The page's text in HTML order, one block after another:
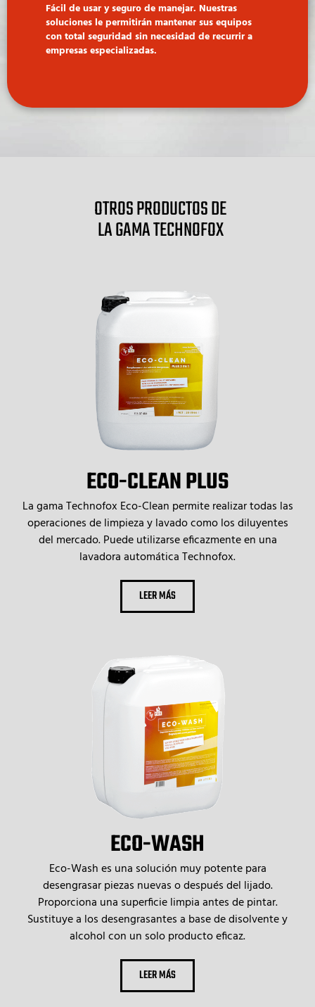
Fácil de usar y seguro de manejar. Nuestras
soluciones le permitirán mantener sus equipos
con total seguridad sin necesidad de recurrir a
empresas especializadas.
OTROS PRODUCTOS DE
LA GAMA TECHNOFOX
ECO-CLEAN PLUS
La gama Technofox Eco-Clean permite realizar todas las
operaciones de limpieza y lavado como los diluyentes
del mercado. Puede utilizarse eficazmente en una
lavadora automática Technofox.
LEER MÁS
ECO-WASH
Eco-Wash es una solución muy potente para
desengrasar piezas nuevas o después del lijado.
Proporciona una superficie limpia antes de pintar.
Sustituye a los desengrasantes a base de disolvente y
alcohol con un solo producto eficaz.
LEER MÁS